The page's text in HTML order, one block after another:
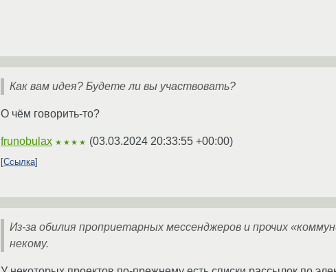
Как вам идея? Будете ли вы участвовать?
О чём говорить-то?
frunobulax ★★★★ (03.03.2024 20:33:55 +00:00)
Ссылка
Из-за обилия проприетарных мессенджеров и прочих
некому.